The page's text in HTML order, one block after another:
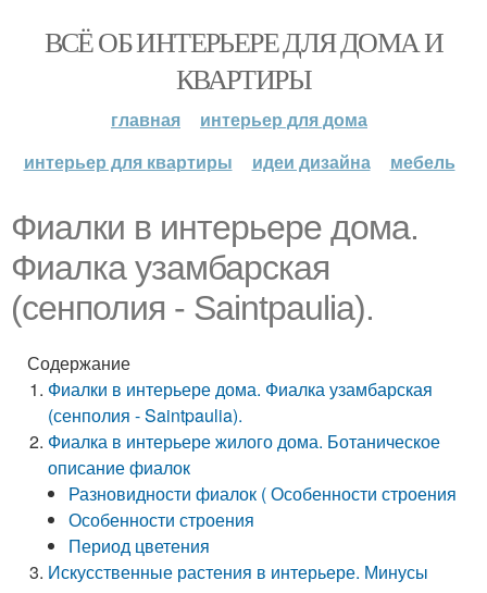
ВСЁ ОБ ИНТЕРЬЕРЕ ДЛЯ ДОМА И
КВАРТИРЫ
главная
интерьер для дома
интерьер для квартиры
идеи дизайна мебель
Фиалки в интерьере дома.
Фиалка узамбарская
(сенполия - Saintpaulia).
Содержание
Фиалки в интерьере дома. Фиалка узамбарская
(сенполия - Saintpaulia).
Фиалка в интерьере жилого дома. Ботаническое
описание фиалок
Разновидности фиалок ( Особенности строения
Особенности строения
Период цветения
Искусственные растения в интерьере. Минусы